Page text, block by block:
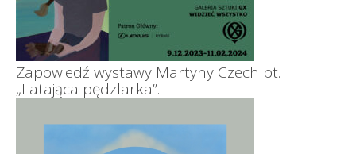
Zapowiedź wystawy Martyny Czech pt.
„Latająca pędzlarka”.